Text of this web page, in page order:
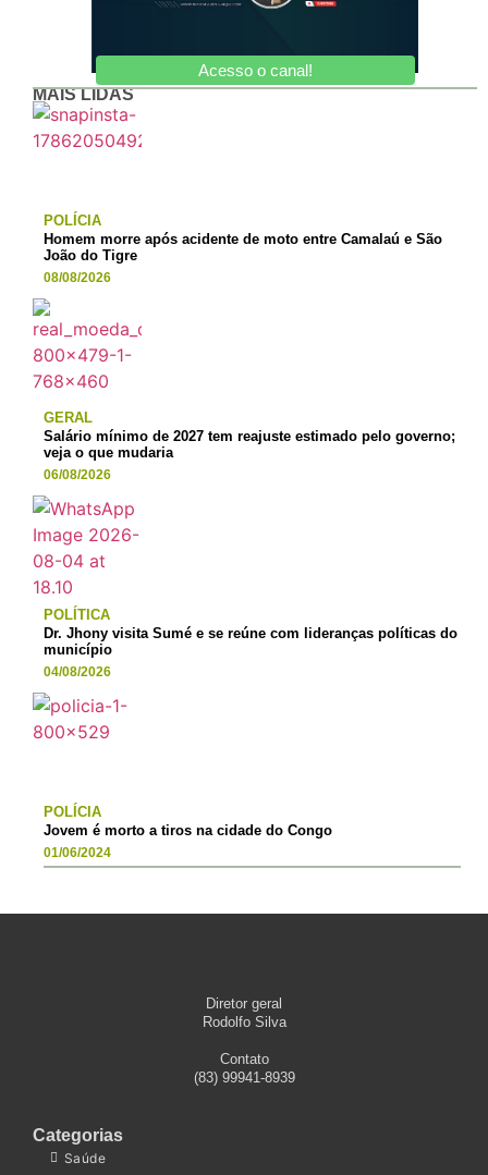
Acesso o canal!
MAIS LIDAS
POLÍCIA
Homem morre após acidente de moto entre Camalaú e São
João do Tigre
08/08/2026
GERAL
Salário mínimo de 2027 tem reajuste estimado pelo governo;
veja o que mudaria
06/08/2026
POLÍTICA
Dr. Jhony visita Sumé e se reúne com lideranças políticas do
município
04/08/2026
POLÍCIA
Jovem é morto a tiros na cidade do Congo
01/06/2024
Diretor geral
Rodolfo Silva
Contato
(83) 99941-8939
Categorias
Saúde